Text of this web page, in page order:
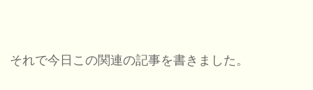
それで今日この関連の記事を書きました。